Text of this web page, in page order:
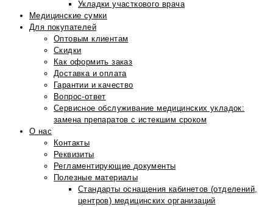
Укладки участкового врача
Медицинские сумки
Для покупателей
Оптовым клиентам
Скидки
Как оформить заказ
Доставка и оплата
Гарантии и качество
Вопрос-ответ
Сервисное обслуживание медицинских укладок:
замена препаратов с истекшим сроком
О нас
Контакты
Реквизиты
Регламентирующие документы
Полезные материалы
Стандарты оснащения кабинетов (отделений,
центров) медицинских организаций